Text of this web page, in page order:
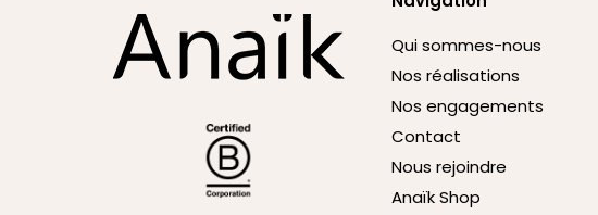
Qui sommes-nous
Nos réalisations
Nos engagements
Contact
Nous rejoindre
Anaïk Shop